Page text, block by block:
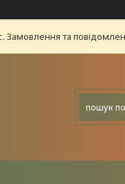
Замовлення та